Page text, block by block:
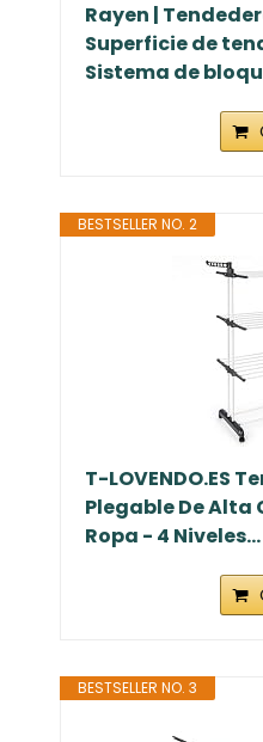
Rayen |
Superficie de
Sistema de
BESTSELLER NO. 2
T-LOVENDO.ES
Plegable De
Ropa - 4 Niveles...
BESTSELLER NO. 3